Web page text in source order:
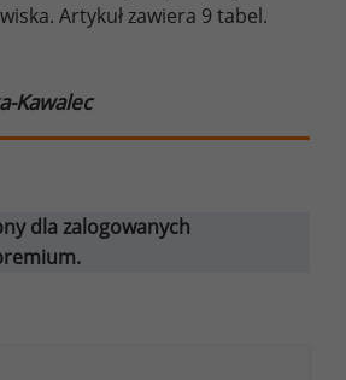
Artykuł zawiera 9 tabel.
Kawalec
dla zalogowanych